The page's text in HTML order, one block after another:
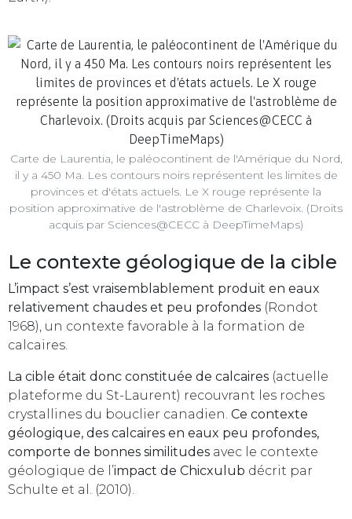
Carte de Laurentia, le paléocontinent de l'Amérique du Nord,
il y a 450 Ma. Les contours noirs représentent les limites de
provinces et d'états actuels. Le X rouge représente la
position approximative de l'astroblème de Charlevoix. (Droits
acquis par Sciences@CECC à DeepTimeMaps)
Le contexte géologique de la cible
L’impact s’est vraisemblablement produit en eaux
relativement chaudes et peu profondes (Rondot
1968), un contexte favorable à la formation de
calcaires.
La cible était donc constituée de calcaires (actuelle
plateforme du St-Laurent) recouvrant les roches
crystallines du bouclier canadien. Ce contexte
géologique, des calcaires en eaux peu profondes,
comporte de bonnes similitudes avec le contexte
géologique de l’impact de Chicxulub décrit par
Schulte et al. (2010).